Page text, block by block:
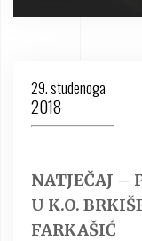
29. studenoga
2018
NATJEČAJ –
U K.O.
FARKAŠIĆ